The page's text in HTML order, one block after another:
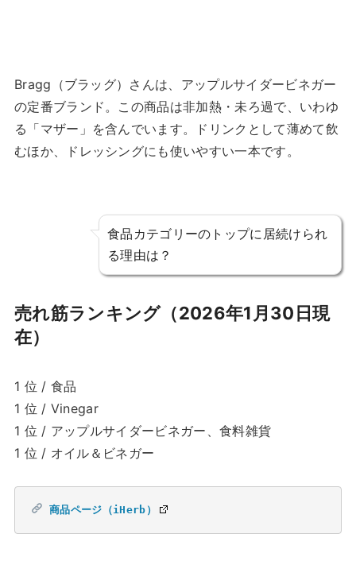
Bragg（ブラッグ）さんは、アップルサイダービネガー
の定番ブランド。この商品は非加熱・未ろ過で、いわゆ
る「マザー」を含んでいます。ドリンクとして薄めて飲
むほか、ドレッシングにも使いやすい一本です。
食品カテゴリーのトップに居続けられ
る理由は？
売れ筋ランキング（2026年1月30日現
在）
1 位 / 食品
1 位 / Vinegar
1 位 / アップルサイダービネガー、食料雑貨
1 位 / オイル＆ビネガー
商品ページ（iHerb）